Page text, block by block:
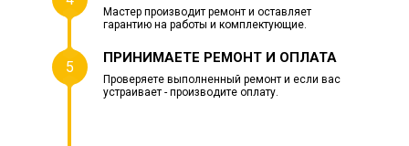
Мастер производит ремонт и оставляет
гарантию на работы и комплектующие.
5
ПРИНИМАЕТЕ РЕМОНТ И ОПЛАТА
Проверяете выполненный ремонт и если вас
устраивает - производите оплату.